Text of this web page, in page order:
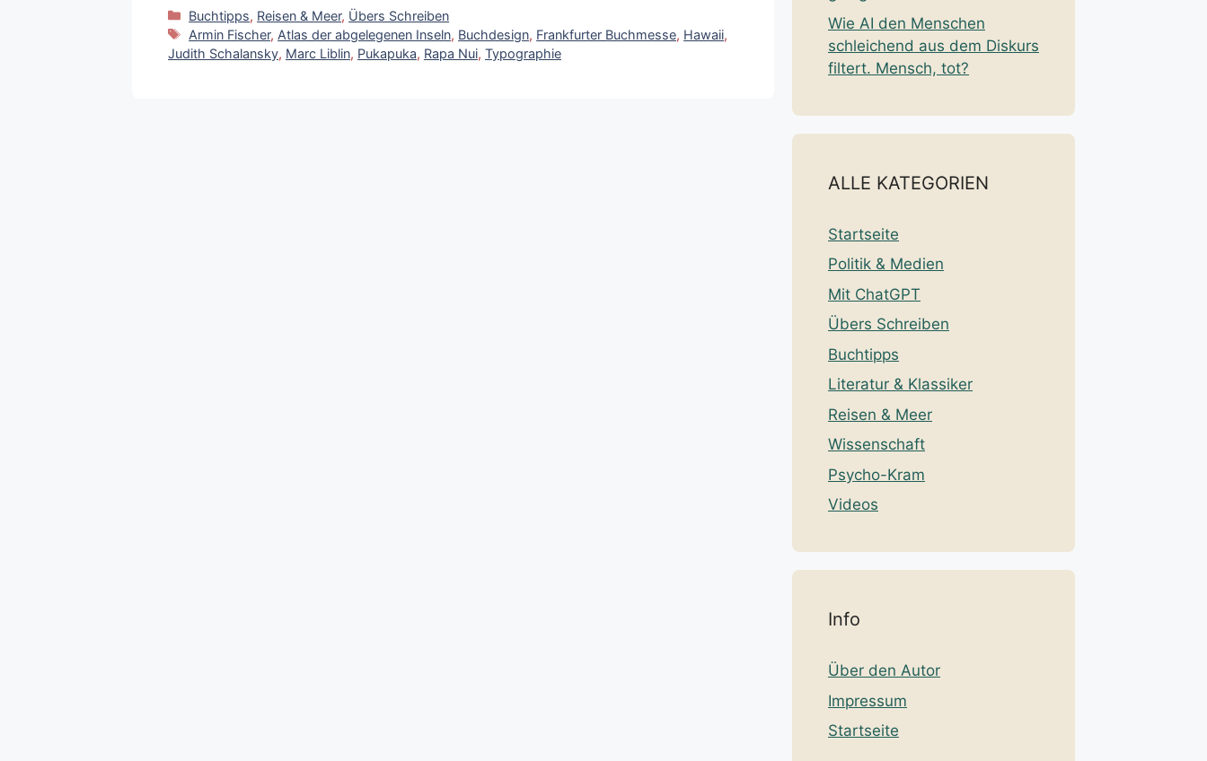
Kategorien
Buchtipps, Reisen & Meer, Übers Schreiben
Schlagwörter
Armin Fischer, Atlas der abgelegenen Inseln, Buchdesign, Frankfurter Buchmesse, Hawaii,
Judith Schalansky, Marc Liblin, Pukapuka, Rapa Nui, Typographie
Wie AI den Menschen
schleichend aus dem Diskurs
filtert. Mensch, tot?
ALLE KATEGORIEN
Startseite
Politik & Medien
Mit ChatGPT
Übers Schreiben
Buchtipps
Literatur & Klassiker
Reisen & Meer
Wissenschaft
Psycho-Kram
Videos
Info
Über den Autor
Impressum
Startseite